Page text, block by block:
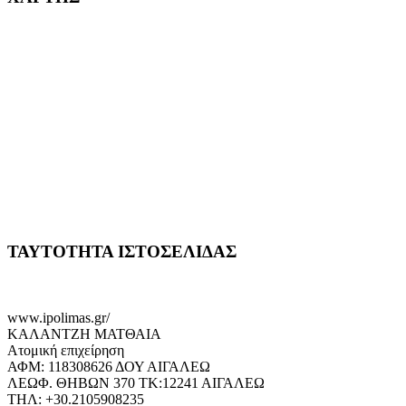
ΤΑΥΤΟΤΗΤΑ ΙΣΤΟΣΕΛΙΔΑΣ
www.ipolimas.gr/
ΚΑΛΑΝΤΖΗ ΜΑΤΘΑΙΑ
Ατομική επιχείρηση
ΑΦΜ: 118308626 ΔΟΥ ΑΙΓΑΛΕΩ
ΛΕΩΦ. ΘΗΒΩΝ 370 ΤΚ:12241 ΑΙΓΑΛΕΩ
ΤΗΛ: +30.2105908235